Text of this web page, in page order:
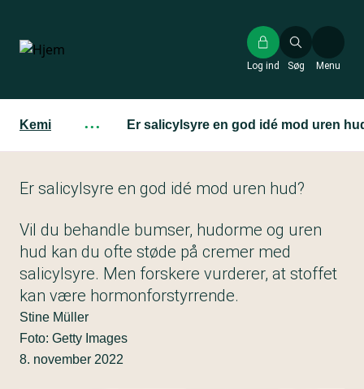
hovedindhold
Søg
Log ind Menu
Kemi ··· Er salicylsyre en god idé mod uren
Er salicylsyre en god idé mod uren hud?
Vil du behandle bumser, hudorme og uren
hud kan du ofte støde på cremer med
salicylsyre. Men forskere vurderer, at stoffet
kan være hormonforstyrrende.
Stine Müller
Foto: Getty Images
8. november 2022